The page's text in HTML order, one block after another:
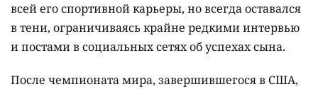
всей его спортивной карьеры, но всегда оставался
в тени, ограничиваясь крайне редкими интервью
и постами в социальных сетях об успехах сына.
После чемпионата мира, завершившегося в США,